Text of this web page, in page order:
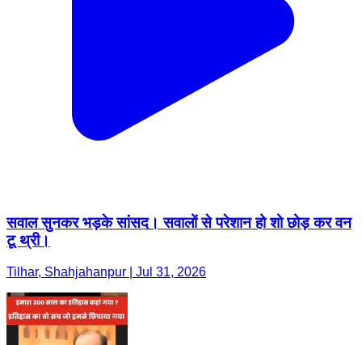
सवाल सुनकर भड़के सांसद। सवालों से परेशान हो शो छोड़ कर वन
टू थ्री।
Tilhar, Shahjahanpur | Jul 31, 2026